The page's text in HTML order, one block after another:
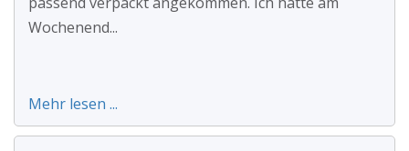
Wochenend...
Mehr lesen ...